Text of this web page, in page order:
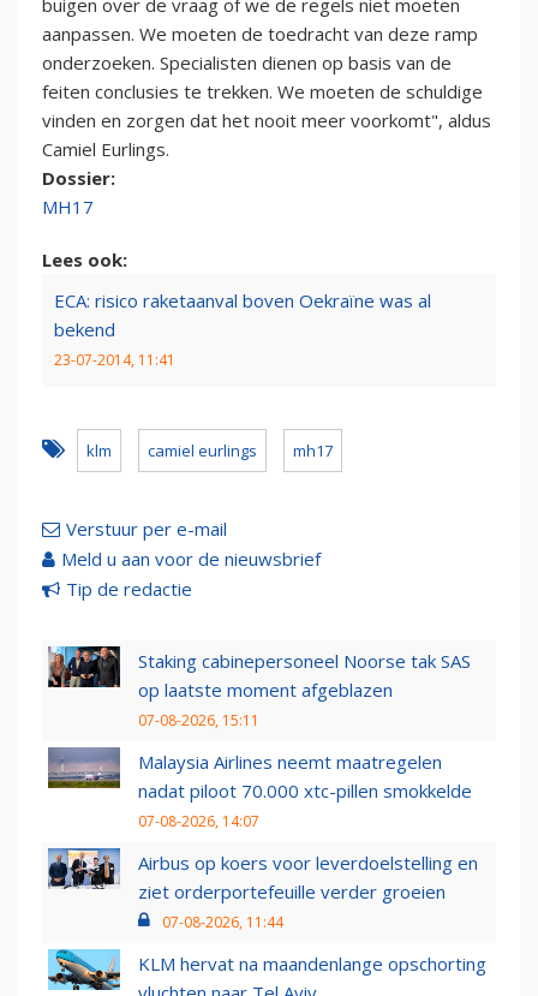
aanpassen. We moeten de toedracht van deze ramp
onderzoeken. Specialisten dienen op basis van de
feiten conclusies te trekken. We moeten de schuldige
vinden en zorgen dat het nooit meer voorkomt", aldus
Camiel Eurlings.
Dossier:
MH17
Lees ook:
ECA: risico raketaanval boven Oekraïne was al
bekend
23-07-2014, 11:41
klm camiel eurlings mh17
Verstuur per e-mail
Meld u aan voor de nieuwsbrief
Tip de redactie
Staking cabinepersoneel Noorse tak SAS
op laatste moment afgeblazen
07-08-2026, 15:11
Malaysia Airlines neemt maatregelen
nadat piloot 70.000 xtc-pillen smokkelde
07-08-2026, 14:07
Airbus op koers voor leverdoelstelling en
ziet orderportefeuille verder groeien
07-08-2026, 11:44
KLM hervat na maandenlange opschorting